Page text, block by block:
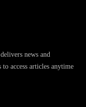
news and
access articles anytime